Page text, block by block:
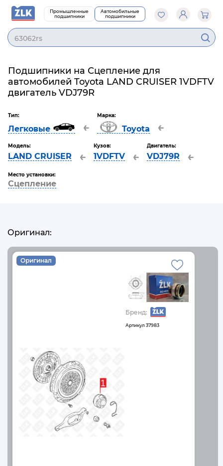
Промышленные
подшипники
Автомобильные
подшипники
63062rs
Подшипники на Сцепление для
автомобилей Toyota LAND CRUISER 1VDFTV
двигатель VDJ79R
Тип:
Легковые ←
Марка:
Toyota ←
Модель:
LAND CRUISER ←
Кузов:
1VDFTV ←
Двигатель:
VDJ79R ←
Место установки:
Сцепление
Оригинал:
Оригинал
Бренд:
Артикул 37983